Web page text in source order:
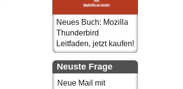
Neues Buch: Mozilla
Thunderbird
Leitfaden, jetzt kaufen!
Neuste Frage
Neue Mail mit